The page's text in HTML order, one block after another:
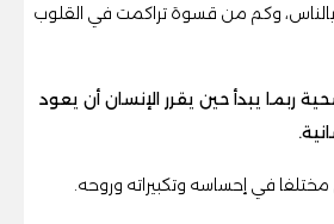
بالناس، وكم من قسوة تراكمت في القلوب
ربما يبدأ حين يقرر الإنسان أن يعود
في إحساسه وتكبيراته وروحه.